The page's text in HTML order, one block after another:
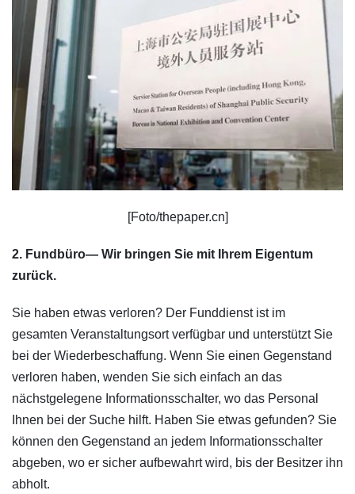
[Foto/thepaper.cn]
2. Fundbüro— Wir bringen Sie mit Ihrem Eigentum
zurück.
Sie haben etwas verloren? Der Funddienst ist im
gesamten Veranstaltungsort verfügbar und unterstützt Sie
bei der Wiederbeschaffung. Wenn Sie einen Gegenstand
verloren haben, wenden Sie sich einfach an das
nächstgelegene Informationsschalter, wo das Personal
Ihnen bei der Suche hilft. Haben Sie etwas gefunden? Sie
können den Gegenstand an jedem Informationsschalter
abgeben, wo er sicher aufbewahrt wird, bis der Besitzer ihn
abholt.